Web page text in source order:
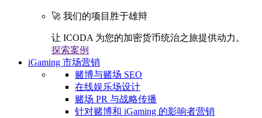
🚀 我们的项目胜于雄辩
让 ICODA 为您的加密货币统治之旅提供动力。
探索案例
iGaming 市场营销
赌博与赌场 SEO
在线娱乐场设计
赌场 PR 与战略传播
针对赌博和 iGaming 的影响者营销